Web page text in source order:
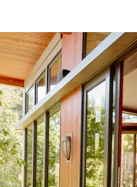
y hacia abajo o explorá deslizando el